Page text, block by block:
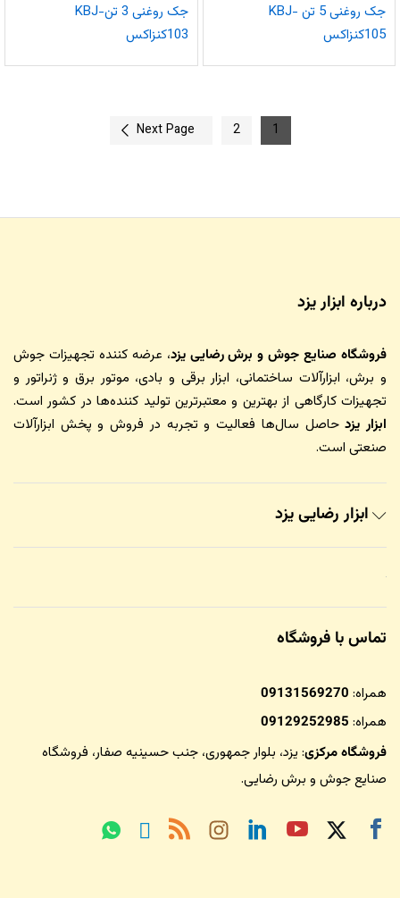
جک روغنی 5 تن KBJ-
105کنزاکس
جک روغنی 3 تنKBJ-
103کنزاکس
1
2
Next Page
درباره ابزار یزد
فروشگاه صنایع جوش و برش رضایی یزد، عرضه کننده تجهیزات جوش
و برش، ابزارآلات ساختمانی، ابزار برقی و بادی، موتور برق و ژنراتور و
تجهیزات کارگاهی از بهترین و معتبرترین تولید کننده‌ها در کشور است.
ابزار یزدحاصل سال‌ها فعالیت و تجربه در فروش و پخش ابزارآلات
صنعتی است.
ابزار رضایی یزد
تماس با فروشگاه
همراه: 09131569270
همراه: 09129252985
فروشگاه مرکزی: یزد، بلوار جمهوری، جنب حسینیه صفار، فروشگاه
صنایع جوش و برش رضایی.